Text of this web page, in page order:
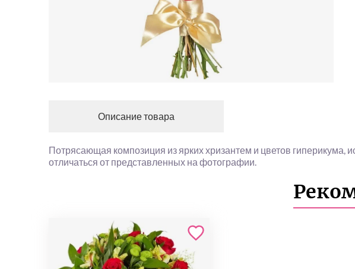
Описание товара
Потрясающая композиция из ярких хризантем и цветов
отличаться от представленных на фотографии.